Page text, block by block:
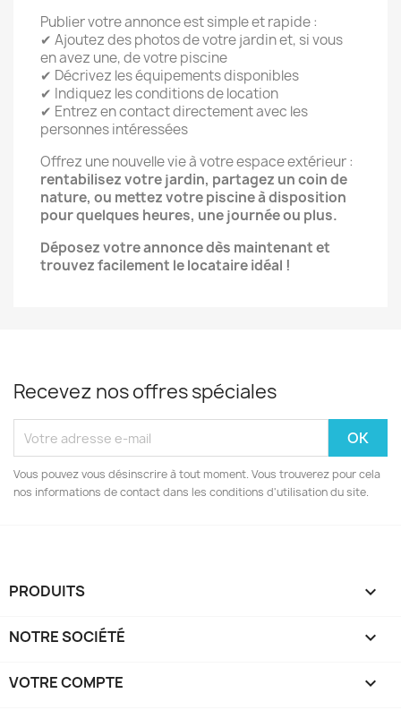
Publier votre annonce est simple et rapide :
✔ Ajoutez des photos de votre jardin et, si vous
en avez une, de votre piscine
✔ Décrivez les équipements disponibles
✔ Indiquez les conditions de location
✔ Entrez en contact directement avec les
personnes intéressées
Offrez une nouvelle vie à votre espace extérieur :
rentabilisez votre jardin, partagez un coin de
nature, ou mettez votre piscine à disposition
pour quelques heures, une journée ou plus.
Déposez votre annonce dès maintenant et
trouvez facilement le locataire idéal !
Recevez nos offres spéciales
Vous pouvez vous désinscrire à tout moment. Vous trouverez pour cela
nos informations de contact dans les conditions d'utilisation du site.
PRODUITS 
NOTRE SOCIÉTÉ 
VOTRE COMPTE 